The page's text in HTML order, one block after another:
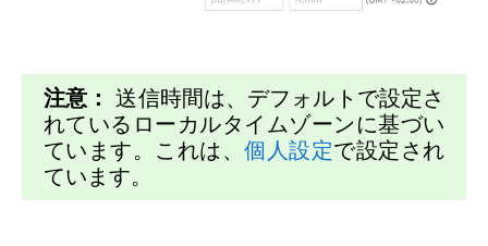
注意： 送信時間は、デフォルトで設定さ
れているローカルタイムゾーンに基づい
ています。これは、個人設定で設定され
ています。